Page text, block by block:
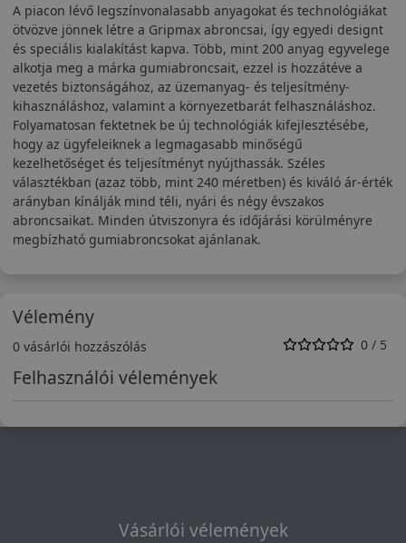
A piacon lévő legszínvonalasabb anyagokat és technológiákat
ötvözve jönnek létre a Gripmax abroncsai, így egyedi designt
és speciális kialakítást kapva. Több, mint 200 anyag egyvelege
alkotja meg a márka gumiabroncsait, ezzel is hozzátéve a
vezetés biztonságához, az üzemanyag- és teljesítmény-
kihasználáshoz, valamint a környezetbarát felhasználáshoz.
Folyamatosan fektetnek be új technológiák kifejlesztésébe,
hogy az ügyfeleiknek a legmagasabb minőségű
kezelhetőséget és teljesítményt nyújthassák. Széles
választékban (azaz több, mint 240 méretben) és kiváló ár-érték
arányban kínálják mind téli, nyári és négy évszakos
abroncsaikat. Minden útviszonyra és időjárási körülményre
megbízható gumiabroncsokat ajánlanak.
Vélemény
0 vásárlói hozzászólás 0 / 5
Felhasználói vélemények
Vásárlói vélemények